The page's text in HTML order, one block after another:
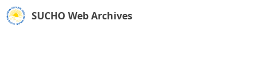
SUCHO Web Archives